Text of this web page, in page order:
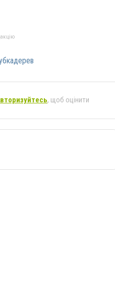
, щоб оцінити